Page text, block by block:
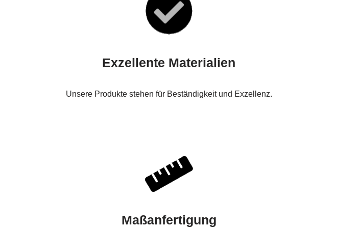
Exzellente Materialien
Unsere Produkte stehen für Beständigkeit und Exzellenz.
Maßanfertigung